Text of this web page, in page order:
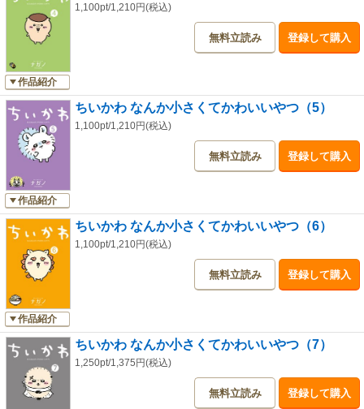
作品紹介
1,100pt/1,210円(税込)
無料立読み 登録して購入
作品紹介
ちいかわ なんか小さくてかわいいやつ（5）
1,100pt/1,210円(税込)
無料立読み 登録して購入
作品紹介
ちいかわ なんか小さくてかわいいやつ（6）
1,100pt/1,210円(税込)
無料立読み 登録して購入
ちいかわ なんか小さくてかわいいやつ（7）
1,250pt/1,375円(税込)
無料立読み 登録して購入